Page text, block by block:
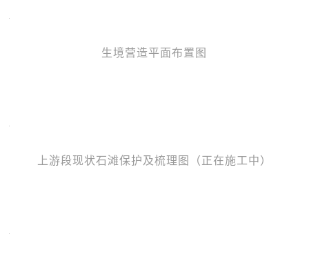
生境营造平面布置图
上游段现状石滩保护及梳理图（正在施工中）